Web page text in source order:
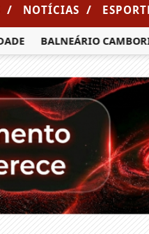
/ NOTÍCIAS /
BALNEÁRIO CAMBORIÚ